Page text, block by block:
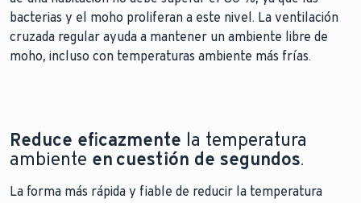
bacterias y el moho proliferan a este nivel. La ventilación
cruzada regular ayuda a mantener un ambiente libre de
moho, incluso con temperaturas ambiente más frías.
Reduce eficazmente la temperatura
ambiente en cuestión de segundos.
La forma más rápida y fiable de reducir la temperatura